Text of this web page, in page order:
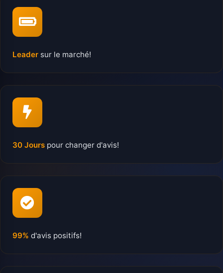
Leader sur le marché!
30 Jours pour changer d'avis!
99% d'avis positifs!